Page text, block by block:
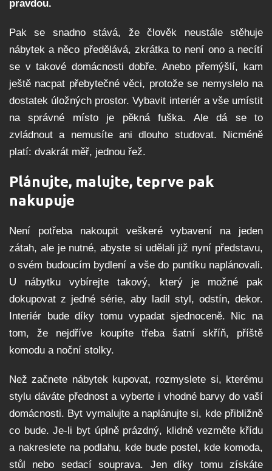
pravdou.
Pak se snadno stává, že člověk neustále stěhuje
nábytek a něco předělává, zkrátka to není ono a necítí
se v takové domácnosti dobře. Anebo přemýšlí, kam
ještě nacpat přebytečné věci, protože se nemyslelo na
dostatek úložných prostor. Vybavit interiér a vše umístit
na správné místo je pěkná fuška. Ale dá se to
zvládnout a nemusíte ani dlouho studovat. Nicméně
platí: dvakrát měř, jednou řež.
Plánujte, malujte, teprve pak
nakupuje
Není potřeba nakoupit veškeré vybavení na jeden
zátah, ale je nutné, abyste si udělali již nyní představu,
o svém budoucím bydlení a vše do puntíku naplánovali.
U nábytku vybírejte takový, který je možné pak
dokupovat z jedné série, aby ladil styl, odstín, dekor.
Interiér bude díky tomu vypadat sjednoceně. Nic na
tom, že nejdříve koupíte třeba šatní skříň, příště
komodu a noční stolky.
Než začnete nábytek kupovat, rozmyslete si, kterému
stylu dáváte přednost a vyberte i vhodné barvy do vaší
domácnosti. Byt vymalujte a naplánujte si, kde přibližně
co bude. Je-li byt úplně prázdný, klidně vezměte křídu
a nakreslete na podlahu, kde bude postel, kde komoda,
stůl nebo sedací souprava. Jen díky tomu získáte